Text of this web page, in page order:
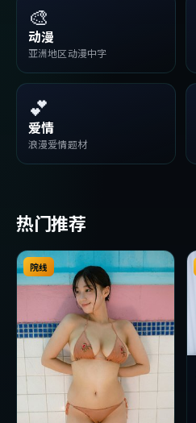
🎨
动漫
亚洲地区动漫中字
💕
爱情
浪漫爱情题材
热门推荐
院线